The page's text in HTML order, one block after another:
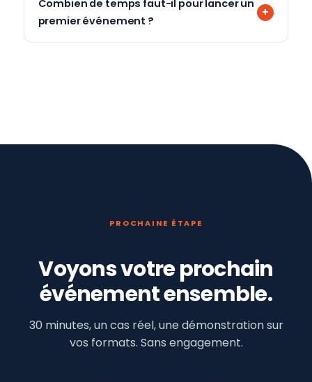
Combien de temps faut-il pour lancer un
premier événement ?
PROCHAINE ÉTAPE
Voyons votre prochain
événement ensemble.
30 minutes, un cas réel, une démonstration sur
vos formats. Sans engagement.